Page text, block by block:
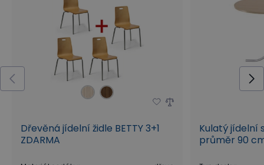
Dřevěná jídelní židle BETTY 3+1
ZDARMA
Kulatý jídelní
průměr 90